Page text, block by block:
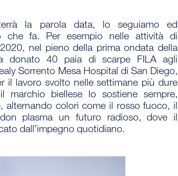
la parola data, lo seguiamo ed
che fa. Per esempio nelle attività di
nel pieno della prima ondata della
donato 40 paia di scarpe FILAagli
Sorrento Mesa Hospital di San Diego,
il lavoro svolto nelle settimane più dure
marchio biellese lo sostiene sempre,
alternando colori come il rosso fuoco, il
plasma un futuro radioso, dove il
dall’impegno quotidiano.